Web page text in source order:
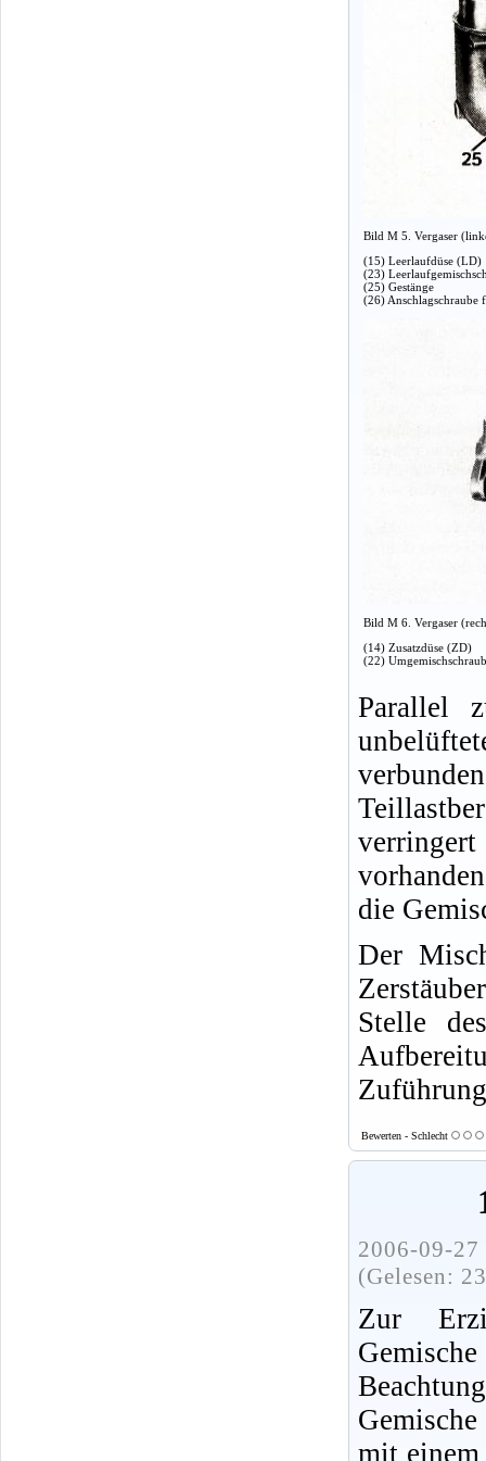
Bild M 5. Vergaser
(15) Leerlaufdüse (LD)
(23)
(25) Gestänge
(26) Anschlagschraube
Bild M 6. Vergaser
(14) Zusatzdüse (ZD)
(22)
Parallel
die
Der
Stelle
Bewerten - Schlecht
2006-09-
(Gelesen:
Zur
mit einem